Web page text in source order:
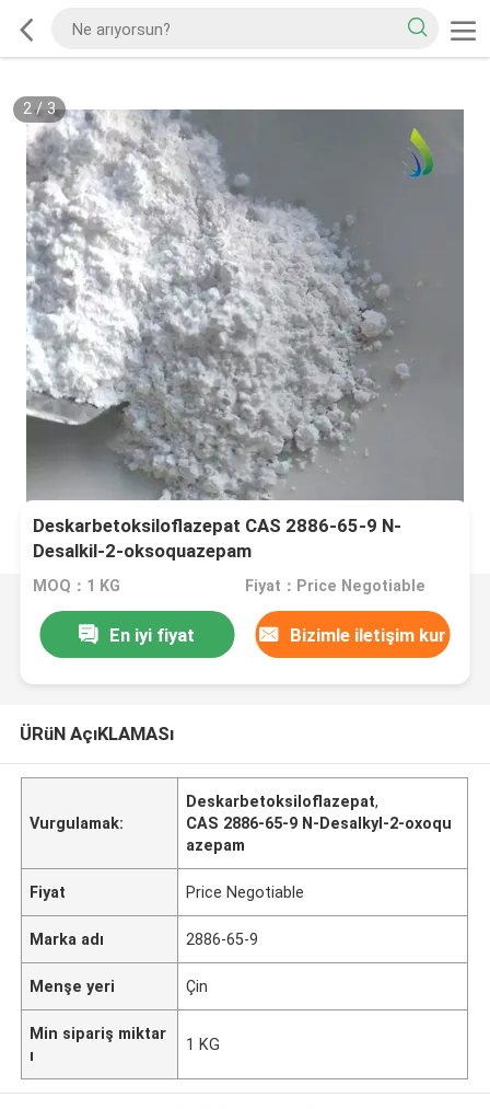
2/ 3
Deskarbetoksiloflazepat CAS 2886-65-9 N-
Desalkil-2-oksoquazepam
MOQ：1 KG Fiyat：Price Negotiable
En iyi fiyat Bizimle iletişim kur
ÜRüN AçıKLAMASı
Vurgulamak:
Deskarbetoksiloflazepat,
CAS 2886-65-9 N-Desalkyl-2-oxoqu
azepam
Fiyat Price Negotiable
Marka adı 2886-65-9
Menşe yeri Çin
Min sipariş miktar
ı
1 KG